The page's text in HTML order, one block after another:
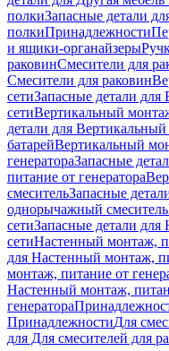
полкиЗапасные детали
полкиПринадлежности
и ящики-органайзеры
раковинСмесители для
Смесители для раковин
сетиЗапасные детали
сетиВертикальный
детали для
батарейВертикальный
генератораЗапасные
питание от генератора
смесительЗапасные
однорычажный смеситель
сетиЗапасные детали
сетиНастенный монтаж,
для Настенный монтаж,
монтаж, питание от
Настенный монтаж,
генератора
ПринадлежностиДля
для Для смесителей для